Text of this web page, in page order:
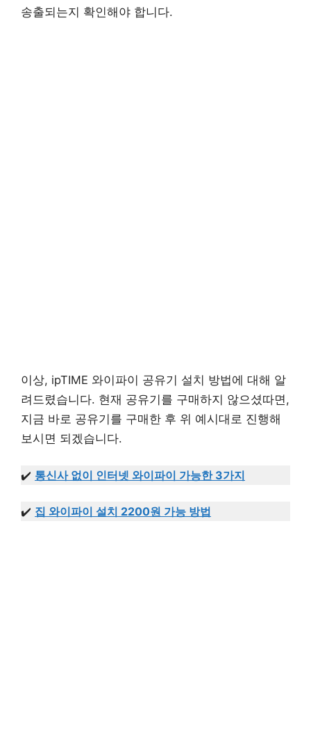
송출되는지 확인해야 합니다.
이상, ipTIME 와이파이 공유기 설치 방법에 대해 알
려드렸습니다. 현재 공유기를 구매하지 않으셨따면,
지금 바로 공유기를 구매한 후 위 예시대로 진행해
보시면 되겠습니다.
✔️ 통신사 없이 인터넷 와이파이 가능한 3가지
✔️ 집 와이파이 설치 2200원 가능 방법